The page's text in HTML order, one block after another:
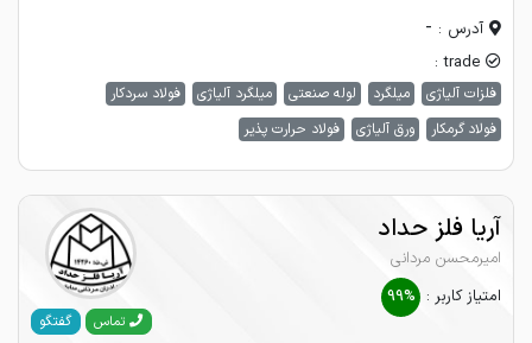
آدرس : -
trade :
فلزات آلیاژی میلگرد لوله صنعتی میلگرد آلیاژی
فولاد سردکار
فولاد گرمکار
ورق آلیاژی فولاد حرارت پذیر
آریا فلز حداد
امیرمحسن مردانی
امتیاز کاربر : 99%
تماس گفتگو